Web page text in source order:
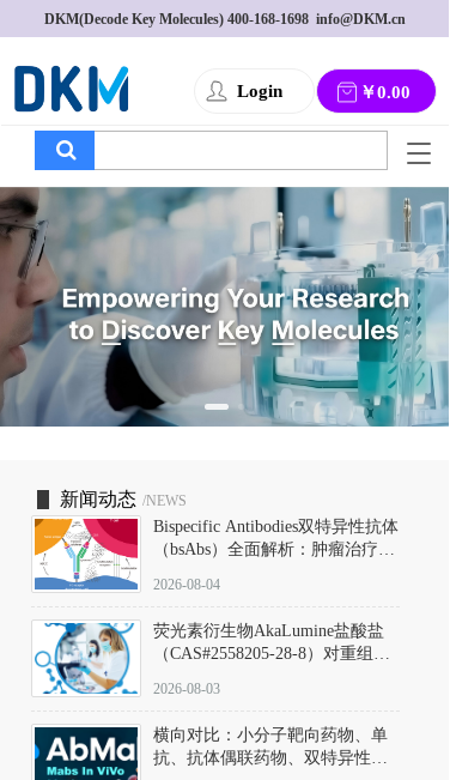
DKM(Decode Key Molecules) 400-168-1698
  info@DKM.cn
Login ￥0.00
T
g
l
e
n
a
v
i
g
a
新闻动态 /NEWS
Bispecific Antibodies双特异性抗体
（bsAbs）全面解析：肿瘤治疗的
2026-08-04
荧光素衍生物AkaLumine盐酸盐
（CAS#2558205-28-8）对重组萤
数（Km）为2.06 μM；其近红外
发光特性赋予优异的组织穿透能
力，大幅增强成像信噪比，从而
实现活体动物模型中极低给药剂
2026-08-03
横向对比：小分子靶向药物、单
抗、抗体偶联药物、双特异性抗